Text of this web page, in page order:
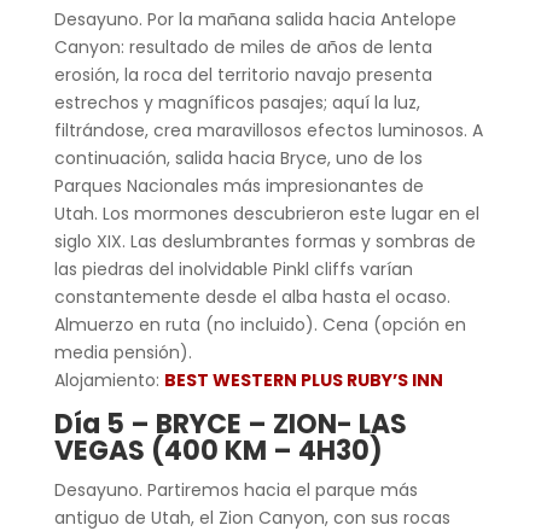
Desayuno. Por la mañana salida hacia Antelope
Canyon: resultado de miles de años de lenta
erosión, la roca del territorio navajo presenta
estrechos y magníficos pasajes; aquí la luz,
filtrándose, crea maravillosos efectos luminosos. A
continuación, salida hacia Bryce, uno de los
Parques Nacionales más impresionantes de
Utah. Los mormones descubrieron este lugar en el
siglo XIX. Las deslumbrantes formas y sombras de
las piedras del inolvidable Pinkl cliffs varían
constantemente desde el alba hasta el ocaso.
Almuerzo en ruta (no incluido). Cena (opción en
media pensión).
Alojamiento: BEST WESTERN PLUS RUBY’S INN
Día 5 – BRYCE – ZION- LAS
VEGAS (400 KM – 4H30)
Desayuno. Partiremos hacia el parque más
antiguo de Utah, el Zion Canyon, con sus rocas